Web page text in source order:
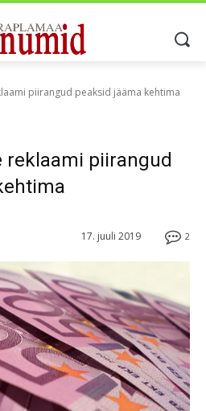
piirangud peaksid jääma kehtima
reklaami piirangud
2
17. juuli 2019